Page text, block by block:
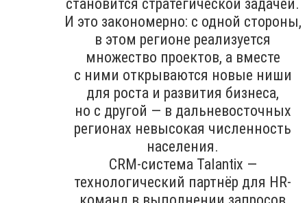
становится стратегической задачей.
И это закономерно: с одной стороны,
в этом регионе реализуется
множество проектов, а вместе
с ними открываются новые ниши
для роста и развития бизнеса,
но с другой — в дальневосточных
регионах невысокая численность
населения.
CRM-система Talantix —
технологический партнёр для HR-